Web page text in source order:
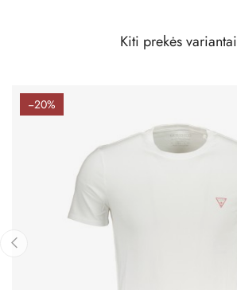
Kiti prekės variantai
−20%